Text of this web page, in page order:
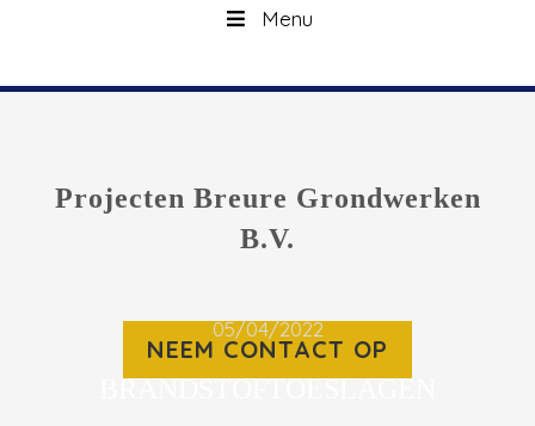
Menu
Projecten Breure Grondwerken
B.V.
NEEM CONTACT OP
05/04/2022